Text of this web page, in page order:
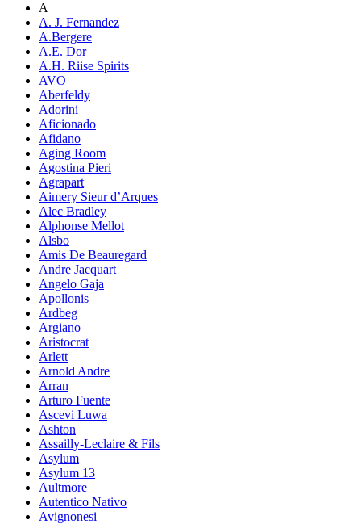
A
A. J. Fernandez
A.Bergere
A.E. Dor
A.H. Riise Spirits
AVO
Aberfeldy
Adorini
Aficionado
Afidano
Aging Room
Agostina Pieri
Agrapart
Aimery Sieur d’Arques
Alec Bradley
Alphonse Mellot
Alsbo
Amis De Beauregard
Andre Jacquart
Angelo Gaja
Apollonis
Ardbeg
Argiano
Aristocrat
Arlett
Arnold Andre
Arran
Arturo Fuente
Ascevi Luwa
Ashton
Assailly-Leclaire & Fils
Asylum
Asylum 13
Aultmore
Autentico Nativo
Avignonesi